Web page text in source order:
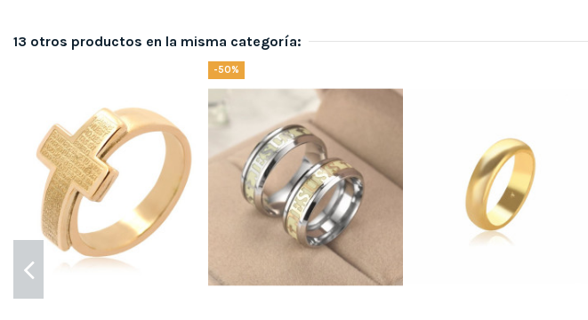
13 otros productos en la misma categoría:
-50%